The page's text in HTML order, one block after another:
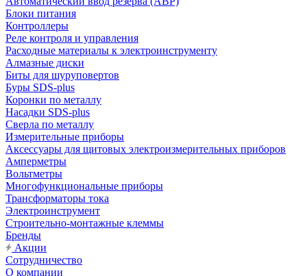
Блоки питания
Контроллеры
Реле контроля и управления
Расходные материалы к электроинструменту
Алмазные диски
Биты для шуруповертов
Буры SDS-plus
Коронки по металлу
Насадки SDS-plus
Сверла по металлу
Измерительные приборы
Аксессуары для щитовых электроизмерительных приборов
Амперметры
Вольтметры
Многофункциональные приборы
Трансформаторы тока
Электроинструмент
Строительно-монтажные клеммы
Бренды
Акции
Сотрудничество
О компании